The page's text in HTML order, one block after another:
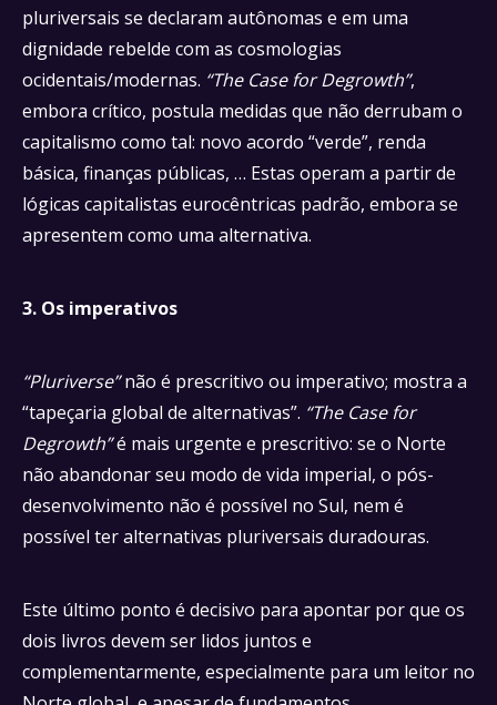
pluriversais se declaram autônomas e em uma
dignidade rebelde com as cosmologias
ocidentais/modernas. “The Case for Degrowth”,
embora crítico, postula medidas que não derrubam o
capitalismo como tal: novo acordo “verde”, renda
básica, finanças públicas, … Estas operam a partir de
lógicas capitalistas eurocêntricas padrão, embora se
apresentem como uma alternativa.
3. Os imperativos
“Pluriverse”não é prescritivo ou imperativo; mostra a
“tapeçaria global de alternativas”. “The Case for
Degrowth”é mais urgente e prescritivo: se o Norte
não abandonar seu modo de vida imperial, o pós-
desenvolvimento não é possível no Sul, nem é
possível ter alternativas pluriversais duradouras.
Este último ponto é decisivo para apontar por que os
dois livros devem ser lidos juntos e
complementarmente, especialmente para um leitor no